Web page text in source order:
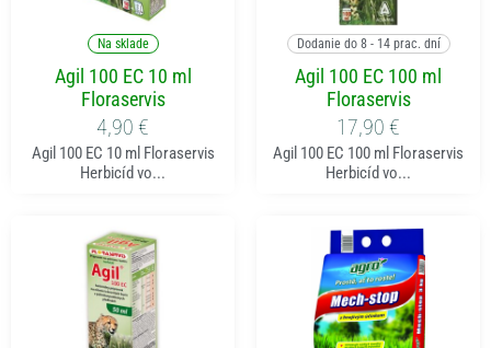
Pridať do košíka
Na sklade
Agil 100 EC 10 ml
Floraservis
4,90 €
Agil 100 EC 10 ml Floraservis
Herbicíd vo...
Pridať do košíka
Dodanie do 8 - 14 prac. dní
Agil 100 EC 100 ml
Floraservis
17,90 €
Agil 100 EC 100 ml Floraservis
Herbicíd vo...